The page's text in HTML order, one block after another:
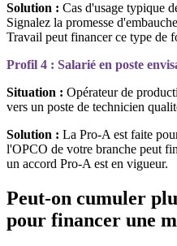
Solution : Cas d'usage typique
Signalez la promesse
Travail peut financer ce type de
Profil 4 : Salarié en poste
Situation : Opérateur de
vers un poste de technicien
Solution : La Pro-A est faite
l'OPCO de votre branche peut
un accord Pro-A est en vigueur.
Peut-on cumuler
pour financer une